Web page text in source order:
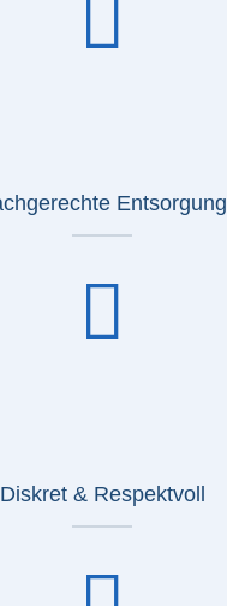
Entsorgung
Diskret & Respektvoll